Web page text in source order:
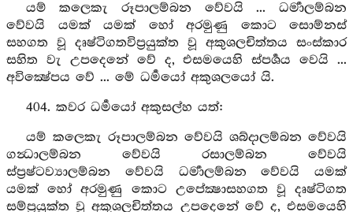
යම් කලෙකැ රූපාලම්බන වේවයි ... ධර්‍මාලම්බන
වේවයි යමක් යමක් හෝ අරමුණු කොට සොම්නස්
සහගත වූ දෘෂ්ටිගතවිප්‍රයුක්ත වූ අකුශලචිත්තය සංස්කාර
සහිත වැ උපදෙනේ වේ ද, එසමයෙහි ස්පර්‍ශය වෙයි ...
අවික්‍ෂේපය වේ ... මේ ධර්‍මයෝ අකුශලයෝ යි.
404. කවර ධර්‍මයෝ අකුසල්හ යත්:
යම් කලෙකැ රූපාලම්බන වේවයි ශබ්දාලම්බන වේවයි
ගන්‍ධාලම්බන වේවයි රසාලම්බන වේවයි
ස්ප්‍රෂ්ටව්‍යාලම්බන වේවයි ධර්‍මාලම්බන වේවයි යමක්
යමක් හෝ අරමුණු කොට උපේක්‍ෂාසහගත වූ දෘෂ්ටිගත
සම්ප්‍රයුක්ත වූ අකුශලචිත්තය උපදෙනේ වේ ද, එසමයෙහි